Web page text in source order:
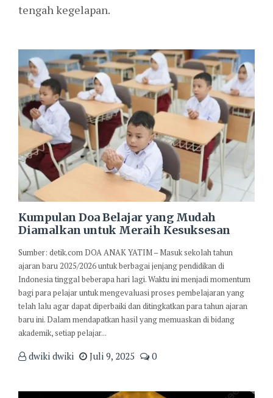
tengah kegelapan.
Kumpulan Doa Belajar yang Mudah
Diamalkan untuk Meraih Kesuksesan
Sumber: detik.com DOA ANAK YATIM – Masuk sekolah tahun
ajaran baru 2025/2026 untuk berbagai jenjang pendidikan di
Indonesia tinggal beberapa hari lagi. Waktu ini menjadi momentum
bagi para pelajar untuk mengevaluasi proses pembelajaran yang
telah lalu agar dapat diperbaiki dan ditingkatkan para tahun ajaran
baru ini. Dalam mendapatkan hasil yang memuaskan di bidang
akademik, setiap pelajar...
dwiki dwiki Juli 9, 2025 0